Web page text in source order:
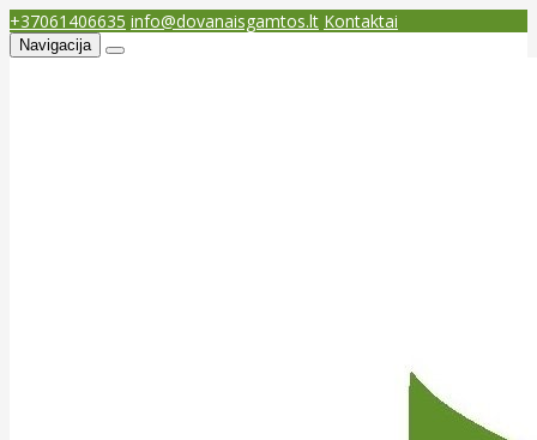
+37061406635 info@dovanaisgamtos.lt Kontaktai
Navigacija